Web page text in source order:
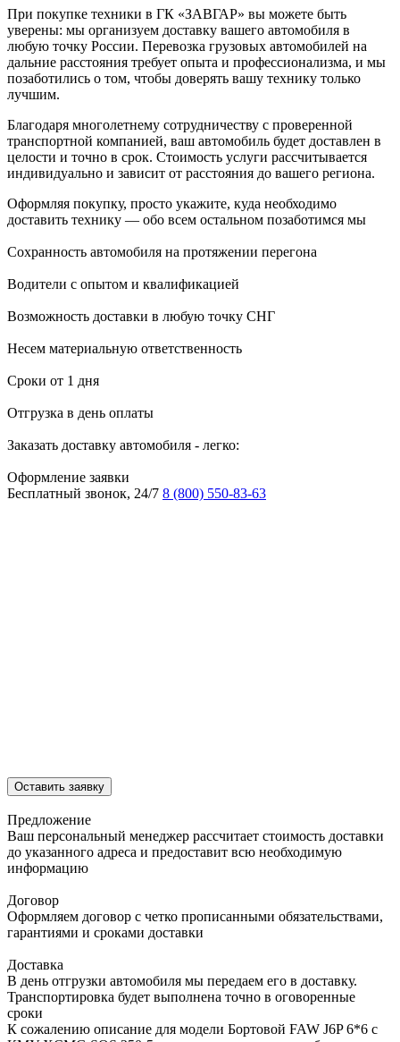
При покупке техники в ГК «ЗАВГАР» вы можете быть
уверены: мы организуем доставку вашего автомобиля в
любую точку России. Перевозка грузовых автомобилей на
дальние расстояния требует опыта и профессионализма, и мы
позаботились о том, чтобы доверять вашу технику только
лучшим.
Благодаря многолетнему сотрудничеству с проверенной
транспортной компанией, ваш автомобиль будет доставлен в
целости и точно в срок. Стоимость услуги рассчитывается
индивидуально и зависит от расстояния до вашего региона.
Оформляя покупку, просто укажите, куда необходимо
доставить технику — обо всем остальном позаботимся мы
Сохранность автомобиля на протяжении перегона
Водители с опытом и квалификацией
Возможность доставки в любую точку СНГ
Несем материальную ответственность
Сроки от 1 дня
Отгрузка в день оплаты
Заказать доставку автомобиля - легко:
Оформление заявки
Бесплатный звонок, 24/7 8 (800) 550-83-63
Оставить заявку
Предложение
Ваш персональный менеджер рассчитает стоимость доставки
до указанного адреса и предоставит всю необходимую
информацию
Договор
Оформляем договор с четко прописанными обязательствами,
гарантиями и сроками доставки
Доставка
В день отгрузки автомобиля мы передаем его в доставку.
Транспортировка будет выполнена точно в оговоренные
сроки
К сожалению описание для модели Бортовой FAW J6P 6*6 с